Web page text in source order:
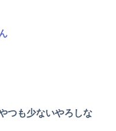
つも少ないやろしな